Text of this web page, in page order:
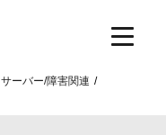
サーバー/障害関連